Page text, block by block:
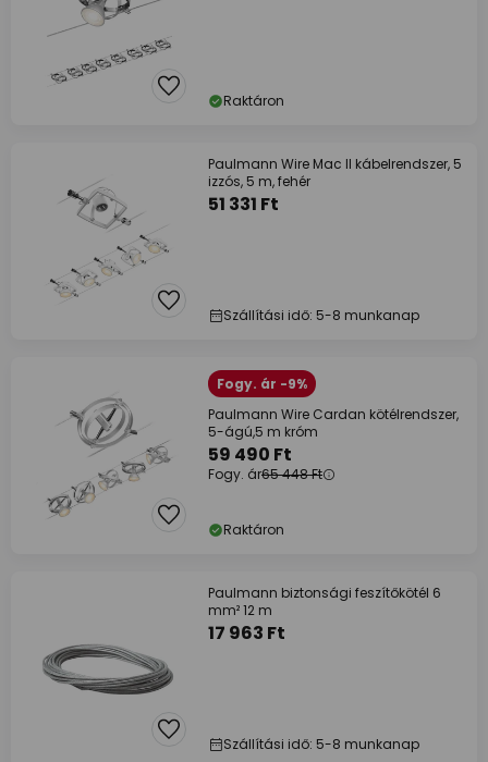
Raktáron
Paulmann Wire Mac II kábelrendszer, 5
izzós, 5 m, fehér
51 331 Ft
Szállítási idő: 5-8 munkanap
Fogy. ár -9%
Paulmann Wire Cardan kötélrendszer,
5-ágú,5 m króm
59 490 Ft
Fogy. ár65 448 Ft
Raktáron
Paulmann biztonsági feszítőkötél 6
mm² 12 m
17 963 Ft
Szállítási idő: 5-8 munkanap